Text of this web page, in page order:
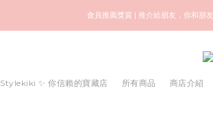
歡迎來到快樂的尋寶之旅！你可信賴的
會員推薦獎賞 | 推介給朋友，你和朋
Stylekiki ✨ 你信賴的寶藏店 所有商品 商店介紹